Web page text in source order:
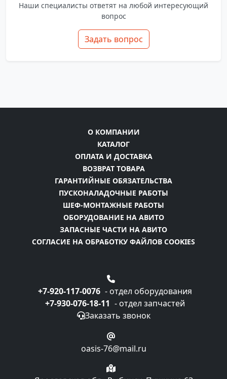
Наши специалисты ответят на любой интересующий
вопрос
Задать вопрос
О КОМПАНИИ
КАТАЛОГ
ОПЛАТА И ДОСТАВКА
ВОЗВРАТ ТОВАРА
ГАРАНТИЙНЫЕ ОБЯЗАТЕЛЬСТВА
ПУСКОНАЛАДОЧНЫЕ РАБОТЫ
ШЕФ-МОНТАЖНЫЕ РАБОТЫ
ОБОРУДОВАНИЕ НА АВИТО
ЗАПАСНЫЕ ЧАСТИ НА АВИТО
СОГЛАСИЕ НА ОБРАБОТКУ ФАЙЛОВ COOKIES
+7-920-117-0076 - отдел оборудования
+7-930-076-18-11 - отдел запчастей
Заказать звонок
oasis-76@mail.ru